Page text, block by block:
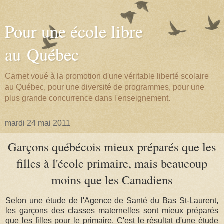
Pour une école libre
au Québec
Carnet voué à la promotion d'une véritable liberté scolaire
au Québec, pour une diversité de programmes, pour une
plus grande concurrence dans l'enseignement.
mardi 24 mai 2011
Garçons québécois mieux préparés que les
filles à l'école primaire, mais beaucoup
moins que les Canadiens
Selon une étude de l'Agence de Santé du Bas St-Laurent,
les garçons des classes maternelles sont mieux préparés
que les filles pour le primaire. C'est le résultat d'une étude